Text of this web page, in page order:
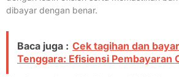
dibayar dengan benar.
Baca juga : Cek tagihan dan
Tenggara: Efisiensi Pembayaran